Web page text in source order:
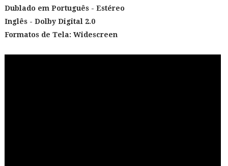
Dublado em Português - Estéreo
Inglês - Dolby Digital 2.0
Formatos de Tela: Widescreen